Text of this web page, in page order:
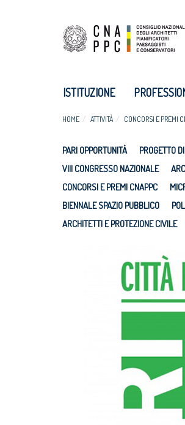
ISTITUZIONE
HOME ATTIVITÀ CONCORSI E PREMI
PARI OPPORTUNITÀ PROGETTO
VIII CONGRESSO NAZIONALE
CONCORSI E PREMI CNAPPC
BIENNALE SPAZIO PUBBLICO
ARCHITETTI E PROTEZIONE CIVILE